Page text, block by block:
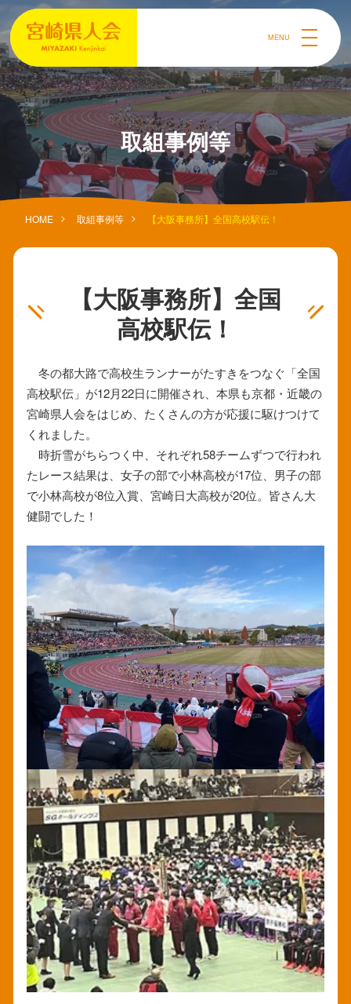
MENU
取組事例等
HOME 取組事例等 【大阪事務所】全国高校駅伝！
【大阪事務所】全国
高校駅伝！
冬の都大路で高校生ランナーがたすきをつなぐ「全国
高校駅伝」が12月22日に開催され、本県も京都・近畿の
宮崎県人会をはじめ、たくさんの方が応援に駆けつけて
くれました。
時折雪がちらつく中、それぞれ58チームずつで行われ
たレース結果は、女子の部で小林高校が17位、男子の部
で小林高校が8位入賞、宮崎日大高校が20位。皆さん大
健闘でした！